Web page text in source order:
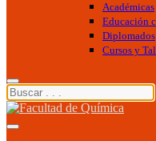
Académicas
Educación
Diplomados
Cursos y